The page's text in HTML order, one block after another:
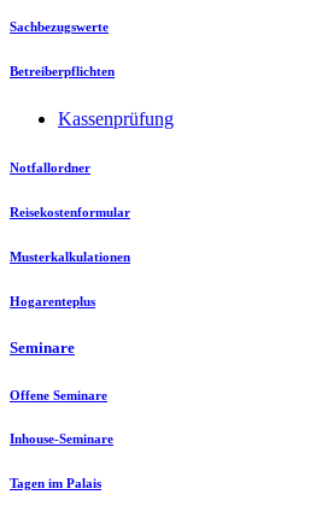
Sachbezugswerte
Betreiberpflichten
Kassenprüfung
Notfallordner
Reisekostenformular
Musterkalkulationen
Hogarenteplus
Seminare
Offene Seminare
Inhouse-Seminare
Tagen im Palais